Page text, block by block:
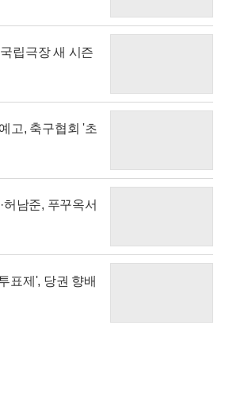
립극장 새 시즌
고, 축구협회 '초
남준, 푸꾸옥서
표제', 당권 향배